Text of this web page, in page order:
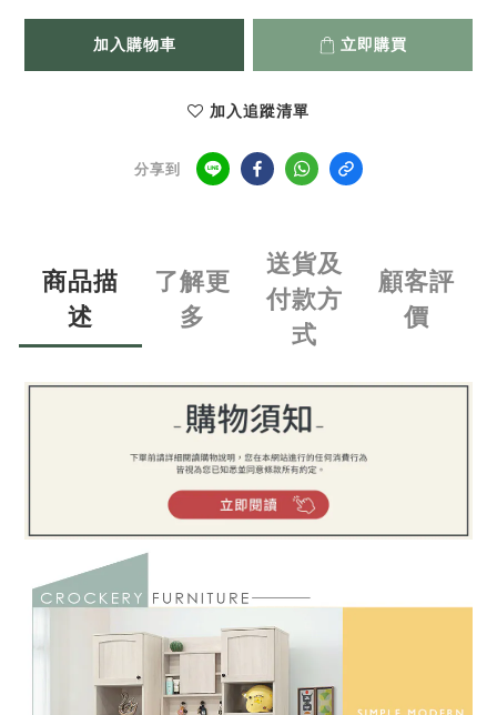
加入購物車 立即購買
加入追蹤清單
分享到
商品描
述
了解更
多
送貨及
付款方
式
顧客評
價